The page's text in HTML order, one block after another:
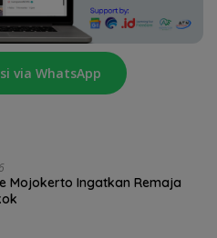
via WhatsApp
Mojokerto Ingatkan Remaja